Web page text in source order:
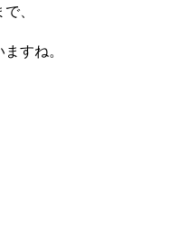
、
すね。